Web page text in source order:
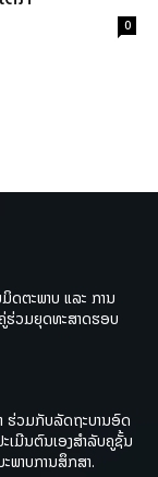
0
ດຕະພາບ ແລະ ການ
ຮ່ວມຍຸດທະສາດຮອບ
ຮ່ວມກັບລັດຖະບານອົດ
ເມີນຕົນເອງສຳລັບຄູຊັ້ນ
ພາບການສຶກສາ.